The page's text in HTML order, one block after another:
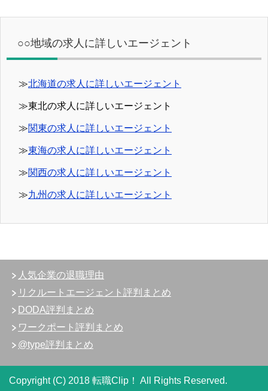
○○地域の求人に詳しいエージェント
≫北海道の求人に詳しいエージェント
≫東北の求人に詳しいエージェント
≫関東の求人に詳しいエージェント
≫東海の求人に詳しいエージェント
≫関西の求人に詳しいエージェント
≫九州の求人に詳しいエージェント
人気企業の退職理由
リクルートエージェント評判まとめ
DODA評判まとめ
ワークポート評判まとめ
@type評判まとめ
Copyright (C) 2018 転職Clip！ All Rights Reserved.